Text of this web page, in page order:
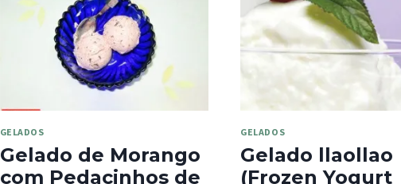
GELADOS
Gelado de Morango
com Pedacinhos de
GELADOS
Gelado llaollao
(Frozen Yogurt